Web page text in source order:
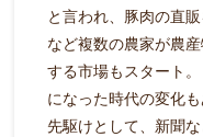
と言われ、豚肉の直販
など複数の農家が農
する市場もスタート。
になった時代の変化
先駆けとして、新聞